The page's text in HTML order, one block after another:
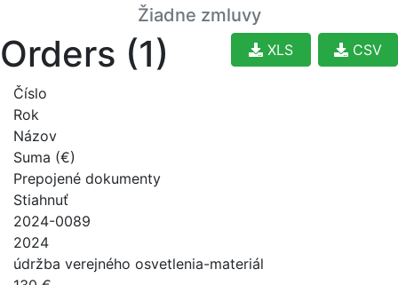
Žiadne zmluvy
Orders (1) CSV
XLS
Číslo
Rok
Názov
Suma (€)
Prepojené dokumenty
Stiahnuť
2024-0089
2024
údržba verejného osvetlenia-materiál